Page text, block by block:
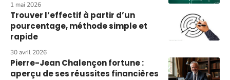
1 mai 2026
Trouver l’effectif à partir d’un
pourcentage, méthode simple et
rapide
30 avril 2026
Pierre-Jean Chalençon fortune :
aperçu de ses réussites financières